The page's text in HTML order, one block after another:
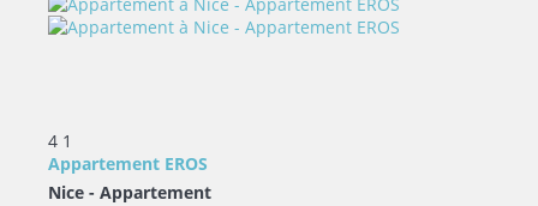
4 1
Appartement EROS
Nice - Appartement